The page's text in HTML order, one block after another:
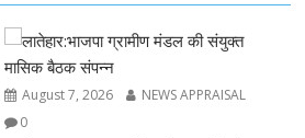
August 7, 2026
NEWS APPRAISAL
0